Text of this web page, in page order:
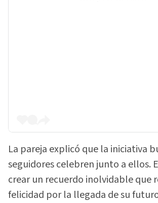
La pareja explicó que la iniciativa
seguidores celebren junto a ellos.
crear un recuerdo inolvidable que
felicidad por la llegada de su